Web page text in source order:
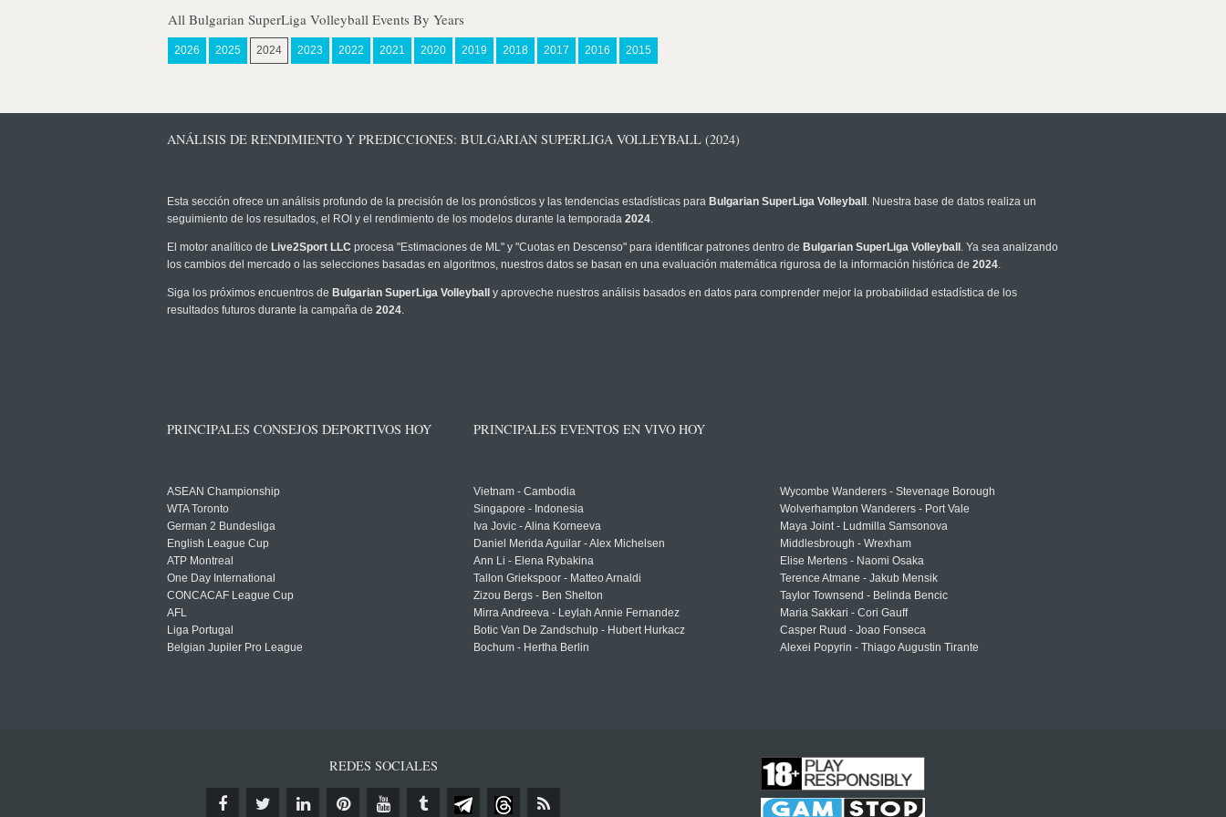
All Bulgarian SuperLiga Volleyball Events By Years
2026 2025 2024 2023 2022 2021 2020 2019 2018 2017 2016 2015
ANÁLISIS DE RENDIMIENTO Y PREDICCIONES: BULGARIAN SUPERLIGA VOLLEYBALL (2024)
Esta sección ofrece un análisis profundo de la precisión de los pronósticos y las tendencias estadísticas para Bulgarian SuperLiga Volleyball . Nuestra base de datos realiza un
seguimiento de los resultados, el ROI y el rendimiento de los modelos durante la temporada 2024.
El motor analítico de Live2Sport LLC procesa "Estimaciones de ML" y "Cuotas en Descenso" para identificar patrones dentro de Bulgarian SuperLiga Volleyball . Ya sea analizando
los cambios del mercado o las selecciones basadas en algoritmos, nuestros datos se basan en una evaluación matemática rigurosa de la información histórica de 2024.
Siga los próximos encuentros de Bulgarian SuperLiga Volleyball
y aproveche nuestros análisis basados en datos para comprender mejor la probabilidad estadística de los
resultados futuros durante la campaña de 2024.
PRINCIPALES CONSEJOS DEPORTIVOS HOY
ASEAN Championship
WTA Toronto
German 2 Bundesliga
English League Cup
ATP Montreal
One Day International
CONCACAF League Cup
AFL
Liga Portugal
Belgian Jupiler Pro League
PRINCIPALES EVENTOS EN VIVO HOY
Vietnam - Cambodia
Singapore - Indonesia
Iva Jovic - Alina Korneeva
Daniel Merida Aguilar - Alex Michelsen
Ann Li - Elena Rybakina
Tallon Griekspoor - Matteo Arnaldi
Zizou Bergs - Ben Shelton
Mirra Andreeva - Leylah Annie Fernandez
Botic Van De Zandschulp - Hubert Hurkacz
Bochum - Hertha Berlin
Wycombe Wanderers - Stevenage Borough
Wolverhampton Wanderers - Port Vale
Maya Joint - Ludmilla Samsonova
Middlesbrough - Wrexham
Elise Mertens - Naomi Osaka
Terence Atmane - Jakub Mensik
Taylor Townsend - Belinda Bencic
Maria Sakkari - Cori Gauff
Casper Ruud - Joao Fonseca
Alexei Popyrin - Thiago Augustin Tirante
REDES SOCIALES